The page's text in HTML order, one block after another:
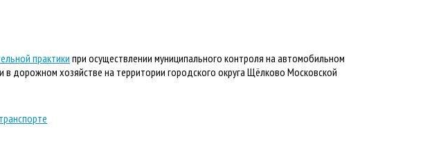
практикипри осуществлении муниципального контроля на автомобильном
в дорожном хозяйстве на территории городского округа Щёлково Московской